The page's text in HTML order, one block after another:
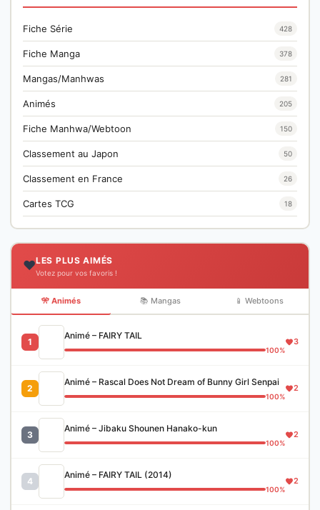
Fiche Série 428
Fiche Manga 378
Mangas/Manhwas 281
Animés 205
Fiche Manhwa/Webtoon 150
Classement au Japon 50
Classement en France 26
Cartes TCG 18
❤️LES PLUS AIMÉS
Votez pour vos favoris !
🎌 Animés 📚 Mangas 📱 Webtoons
1
Animé – FAIRY TAIL
100%
3
2
Animé – Rascal Does Not Dream of Bunny Girl Senpai
100%
2
3
Animé – Jibaku Shounen Hanako-kun
100%
2
4
Animé – FAIRY TAIL (2014)
100%
2